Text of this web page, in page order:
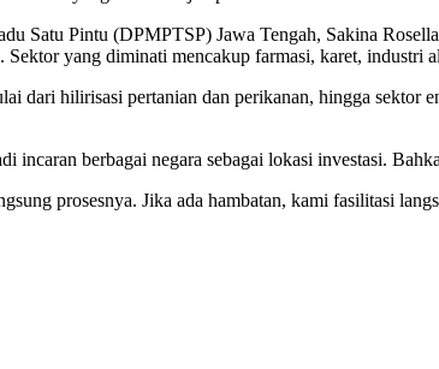
Satu Pintu (DPMPTSP) Jawa Tengah, Sakina
yang diminati mencakup farmasi, karet, industri
dari hilirisasi pertanian dan perikanan, hingga
incaran berbagai negara sebagai lokasi investasi.
prosesnya. Jika ada hambatan, kami fasilitasi